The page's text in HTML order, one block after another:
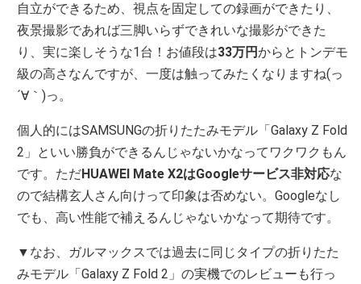
自立ができるため、視点を固定しての録画ができたり、
夜景撮影であれば三脚いらずできれいな撮影ができた
り、実に楽しそうな1台！お値段は33万円からとトンデモ
級の高さなんですが、一度は触ってみたくなりますね(っ
´∀｀)っ。
個人的にはSAMSUNGの折りたたみモデル「Galaxy Z Fold
2」といい勝負ができるんじゃないかなってワクワクもん
です。ただHUAWEI Mate X2はGoogleサービス非対応な
ので結構玄人さん向けって印象は否めない。Googleなし
でも、高い性能で補えるんじゃないかなって期待です。
▼なお、ガルマックスでは過去に同じタイプの折りたた
みモデル「Galaxy Z Fold 2」の実機でのレビューも行っ